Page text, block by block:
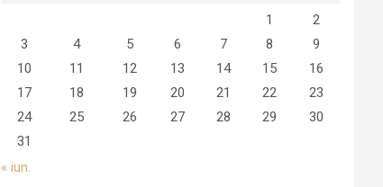
1
2
3
4 5 6 7 8
9
10
11 12 13 14 15
16
17
18 19 20 21 22
23
24
25 26 27 28 29
30
31
« iun.